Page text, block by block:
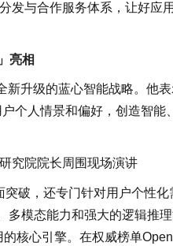
与合作服务体系，让好应
亮相
升级的蓝心智能战略。他
个人情景和偏好，创造智能
究院院长周围现场演讲
破，还专门针对用户个性
模态能力和强大的逻辑推
核心引擎。在权威榜单